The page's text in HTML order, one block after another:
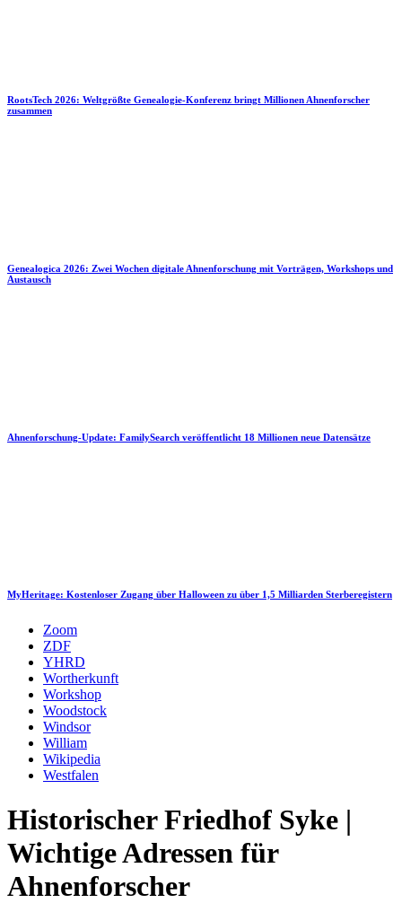
RootsTech 2026: Weltgrößte Genealogie-Konferenz bringt Millionen Ahnenforscher
zusammen
Genealogica 2026: Zwei Wochen digitale Ahnenforschung mit Vorträgen, Workshops und
Austausch
Ahnenforschung-Update: FamilySearch veröffentlicht 18 Millionen neue Datensätze
MyHeritage: Kostenloser Zugang über Halloween zu über 1,5 Milliarden Sterberegistern
Zoom
ZDF
YHRD
Wortherkunft
Workshop
Woodstock
Windsor
William
Wikipedia
Westfalen
Historischer Friedhof Syke |
Wichtige Adressen für
Ahnenforscher